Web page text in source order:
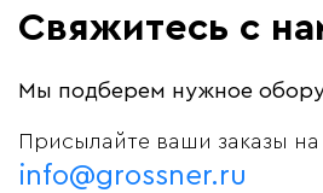
Свяжитесь с
Мы подберем нужное
Присылайте ваши заказы на
info@grossner.ru